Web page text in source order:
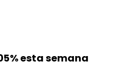
esta semana